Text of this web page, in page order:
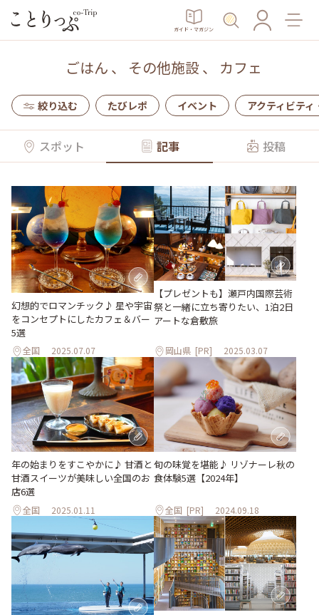
ガイド・マガジン
ごはん 、 その他施設、 カフェ
絞り込む たびレポ イベント アクティビティ
スポット 記事 投稿
幻想的でロマンチック♪ 星や宇宙
をコンセプトにしたカフェ＆バー
5選
全国 2025.07.07
【プレゼントも】瀬戸内国際芸術
祭と一緒に立ち寄りたい、1泊2日
アートな倉敷旅
岡山県 [PR] 2025.03.07
年の始まりをすこやかに♪ 甘酒と
甘酒スイーツが美味しい全国のお
店6選
全国 2025.01.11
旬の味覚を堪能♪ リゾナーレ秋の
食体験5選【2024年】
全国 [PR] 2024.09.18